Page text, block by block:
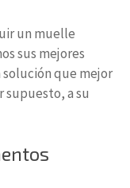
un muelle
sus mejores
solución que mejor
supuesto, a su